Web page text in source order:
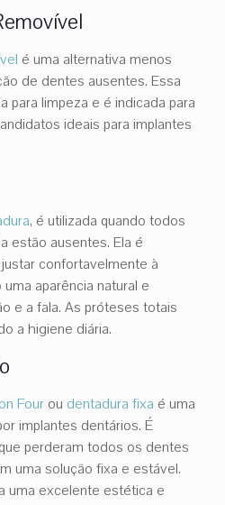
é uma alternativa menos
de dentes ausentes. Essa
para limpeza e é indicada para
ideais para implantes
, é utilizada quando todos
estão ausentes. Ela é
confortavelmente à
aparência natural e
e a fala. As próteses totais
a higiene diária.
Four ou dentadura fixa é uma
implantes dentários. É
perderam todos os dentes
uma solução fixa e estável.
uma excelente estética e